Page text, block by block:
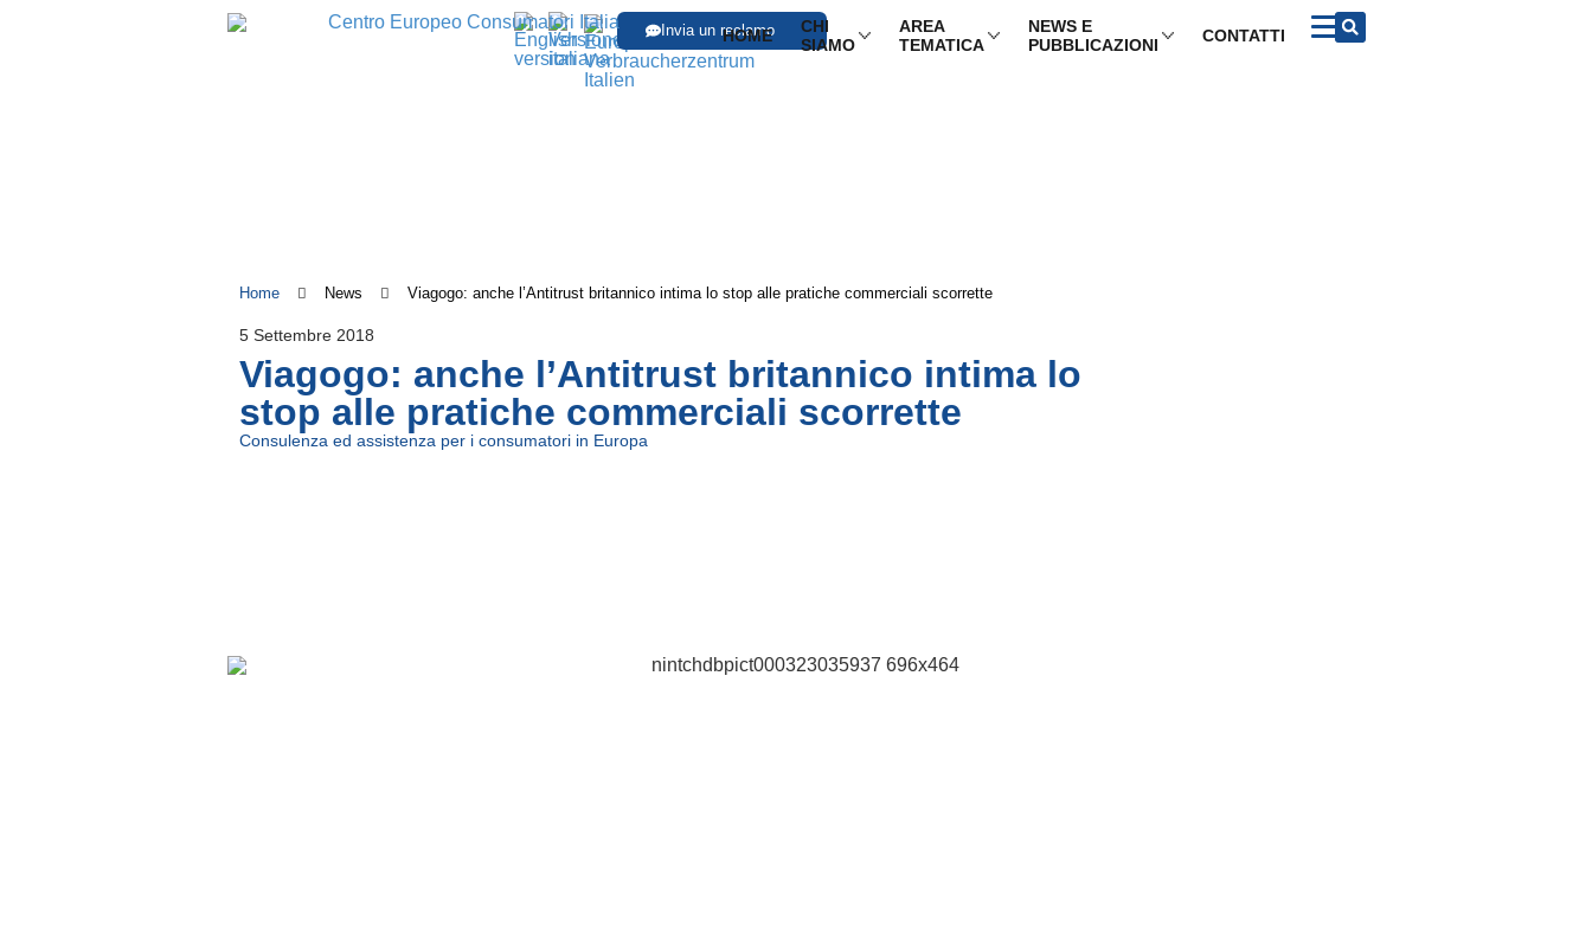
Invia un reclamo
HOME
CHI
SIAMO
AREA
TEMATICA
NEWS E
PUBBLICAZIONI
CONTATTI
Home News Viagogo: anche l’Antitrust britannico intima lo stop alle pratiche commerciali scorrette
5 Settembre 2018
Viagogo: anche l’Antitrust britannico intima lo
stop alle pratiche commerciali scorrette
Consulenza ed assistenza per i consumatori in Europa